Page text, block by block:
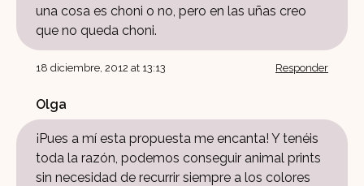
una cosa es choni o no, pero en las uñas creo
que no queda choni.
18 diciembre, 2012 at 13:13 Responder
Olga
¡Pues a mí esta propuesta me encanta! Y tenéis
toda la razón, podemos conseguir animal prints
sin necesidad de recurrir siempre a los colores